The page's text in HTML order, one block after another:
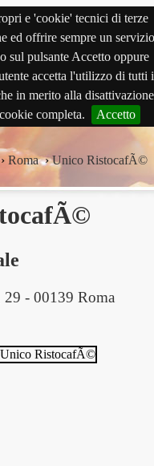
e 'cookie' tecnici di terze
ed offrire sempre un servizio
sul pulsante Accetto oppure
accetta l'utilizzo di tutti i
in merito alla
completa.
Accetto
Roma ›Unico RistocafÃ©
29 - 00139 Roma